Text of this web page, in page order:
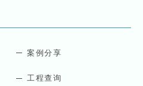
案例分享
工程查询